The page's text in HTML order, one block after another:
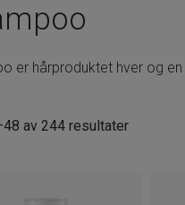
er hårproduktet hver og
av 244 resultaterSortert